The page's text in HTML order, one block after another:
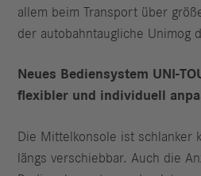
allem beim Transport über
der autobahntaugliche Unimog
Neues Bediensystem UNI-
flexibler und individuell
Die Mittelkonsole ist schlanker
längs verschiebbar. Auch die